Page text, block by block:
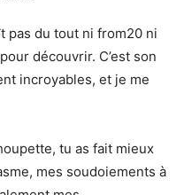
pas du tout ni from20 ni
découvrir. C’est son
incroyables, et je me
tu as fait mieux
mes soudoiements à